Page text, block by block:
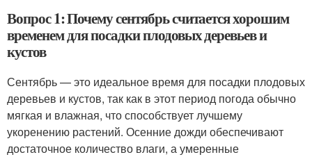
Вопрос 1: Почему сентябрь считается хорошим
временем для посадки плодовых деревьев и
кустов
Сентябрь — это идеальное время для посадки плодовых
деревьев и кустов, так как в этот период погода обычно
мягкая и влажная, что способствует лучшему
укоренению растений. Осенние дожди обеспечивают
достаточное количество влаги, а умеренные